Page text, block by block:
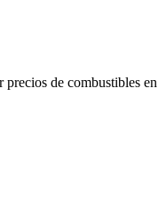
de combustibles en